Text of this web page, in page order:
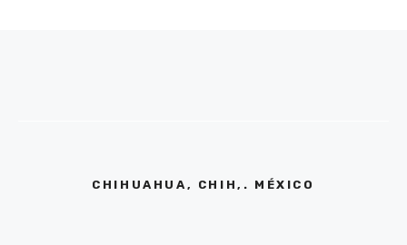
CHIHUAHUA, CHIH,. MÉXICO